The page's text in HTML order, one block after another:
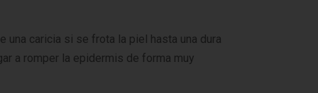
caricia si se frota la piel hasta una dura
a romper la epidermis de forma muy